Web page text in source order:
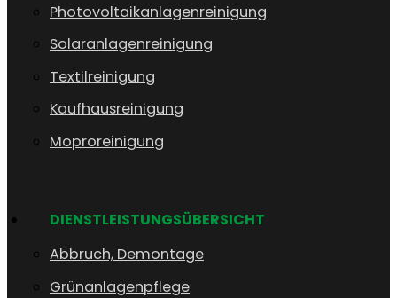
Photovoltaikanlagenreinigung
Solaranlagenreinigung
Textilreinigung
Kaufhausreinigung
Moproreinigung
DIENSTLEISTUNGSÜBERSICHT
Abbruch, Demontage
Grünanlagenpflege